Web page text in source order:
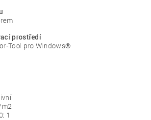
prostředí
Tool pro Windows®
1